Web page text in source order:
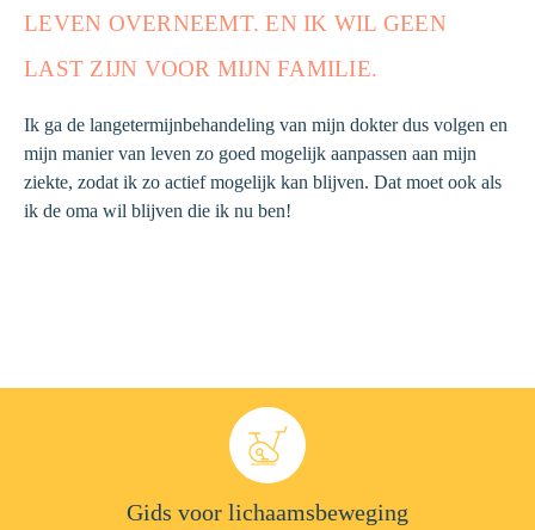
LEVEN OVERNEEMT. EN IK WIL GEEN
LAST ZIJN VOOR MIJN FAMILIE.
Ik ga de langetermijnbehandeling van mijn dokter dus volgen en
mijn manier van leven zo goed mogelijk aanpassen aan mijn
ziekte, zodat ik zo actief mogelijk kan blijven. Dat moet ook als
ik de oma wil blijven die ik nu ben!
Gids voor lichaamsbeweging